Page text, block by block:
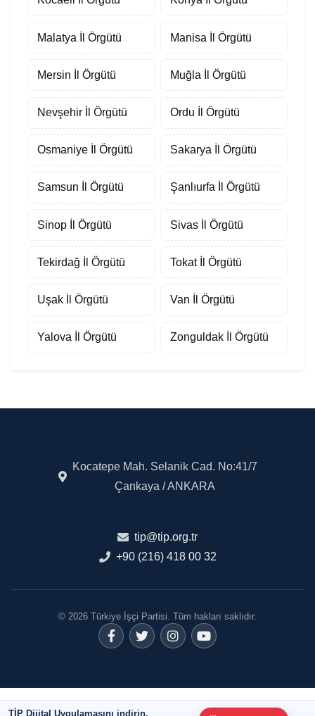
TİP Dijital Uygulamasını indirin,
Malatya İl Örgütü Manisa İl Örgütü
Mersin İl Örgütü Muğla İl Örgütü
Nevşehir İl Örgütü Ordu İl Örgütü
Osmaniye İl Örgütü Sakarya İl Örgütü
Samsun İl Örgütü Şanlıurfa İl Örgütü
Sinop İl Örgütü Sivas İl Örgütü
Tekirdağ İl Örgütü Tokat İl Örgütü
Uşak İl Örgütü Van İl Örgütü
Yalova İl Örgütü Zonguldak İl Örgütü
Kocatepe Mah. Selanik Cad. No:41/7
Çankaya / ANKARA
tip@tip.org.tr
+90 (216) 418 00 32
© 2026 Türkiye İşçi Partisi. Tüm hakları saklıdır.